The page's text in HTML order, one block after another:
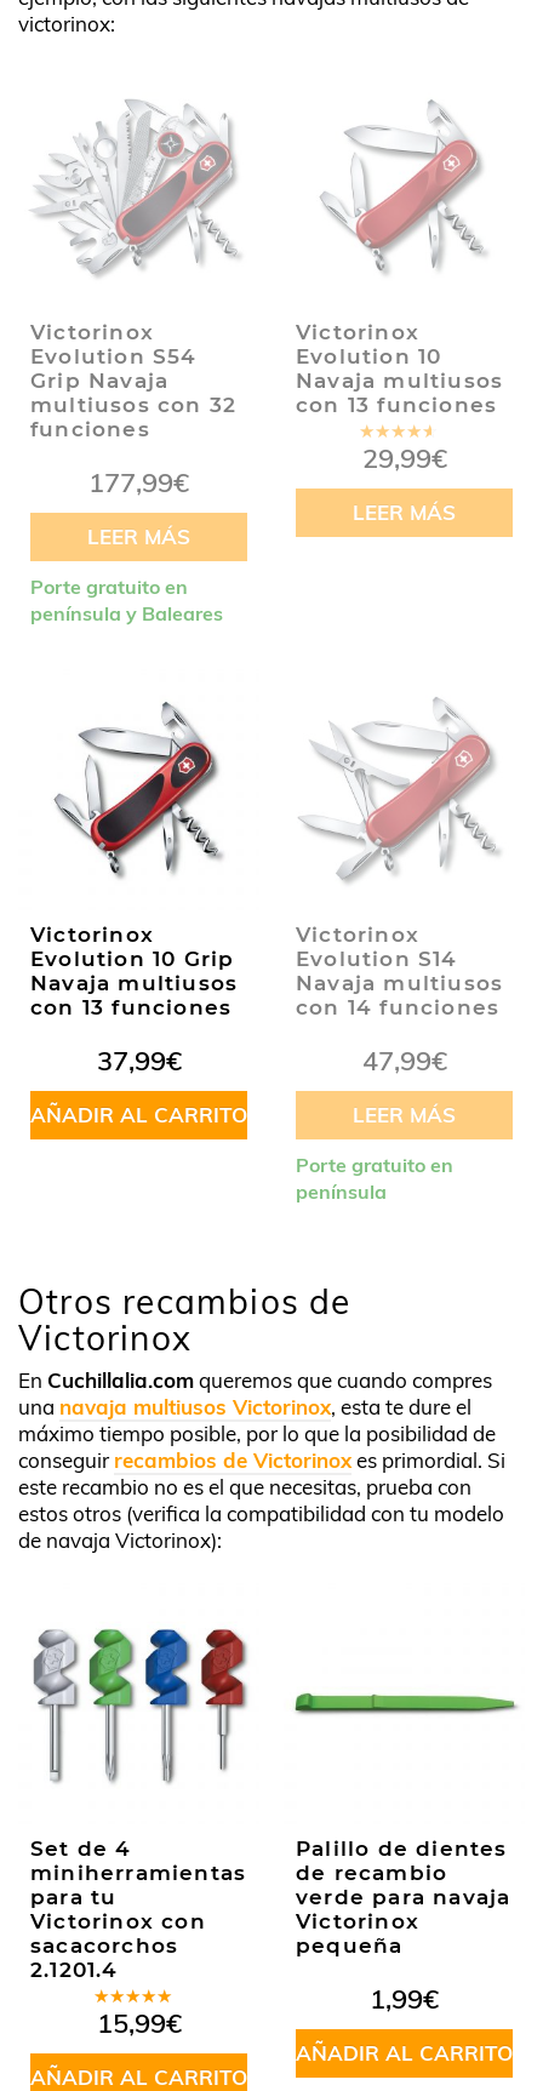
victorinox:
Victorinox
Evolution S54
Grip Navaja
multiusos con 32
funciones
177,99€
LEER MÁS
Porte gratuito en
península y Baleares
Victorinox
Evolution 10
Navaja multiusos
con 13 funciones
Valorado
en4.00
de 5
29,99€
LEER MÁS
Victorinox
Evolution 10 Grip
Navaja multiusos
con 13 funciones
37,99€
AÑADIR AL CARRITO
Victorinox
Evolution S14
Navaja multiusos
con 14 funciones
47,99€
LEER MÁS
Porte gratuito en
península
Otros recambios de
Victorinox
En Cuchillalia.comqueremos que cuando compres
una navaja multiusos Victorinox, esta te dure el
máximo tiempo posible, por lo que la posibilidad de
conseguir recambios de Victorinoxes primordial. Si
este recambio no es el que necesitas, prueba con
estos otros (verifica la compatibilidad con tu modelo
de navaja Victorinox):
Set de 4
miniherramientas
para tu
Victorinox con
sacacorchos
2.1201.4
Valorado
en5.00de
5
15,99€
AÑADIR AL CARRITO
Palillo de dientes
de recambio
verde para navaja
Victorinox
pequeña
1,99€
AÑADIR AL CARRITO